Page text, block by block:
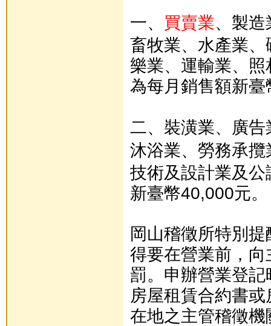
一、 買賣業、製
畜牧業、水產業
樂業、運輸業、
為每月銷售額新
二、裝潢業、廣
沐浴業、勞務承
技術及設計業及
新臺幣40,000元。
岡山稽徵所特別
得要在營業前，
罰。申辦營業登
房屋租賃合約書
在地之主管稽徵